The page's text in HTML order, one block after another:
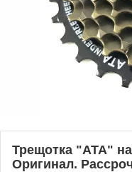
Трещотка "ATA"
Оригинал.